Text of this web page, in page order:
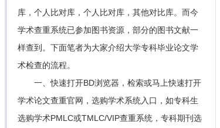
库，个人比对库，个人比对库，其他对比库。而今
学术查重系统已参加图书资源，部分的图书文献一
样查到。下面笔者为大家介绍大学专科毕业论文学
术检查的流程。
一、快速打开BD浏览器，检索或马上快速打开
学术论文查重官网，选购学术系统入口，如专科生
选购学术PMLC或TMLC/VIP查重系统，专科期刊选